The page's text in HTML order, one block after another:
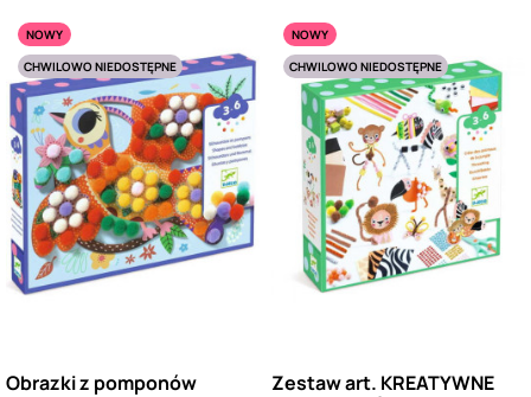
NOWY
CHWILOWO NIEDOSTĘPNE
Obrazki z pomponów
NOWY
CHWILOWO NIEDOSTĘPNE
Zestaw art. KREATYWNE